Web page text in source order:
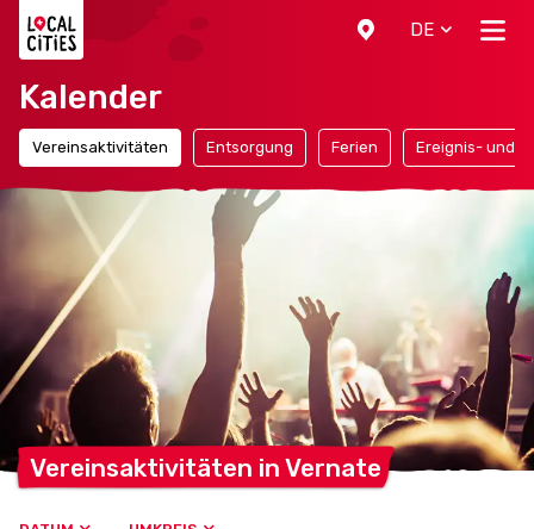
DE
Kalender
Vereinsaktivitäten Entsorgung Ferien Ereignis- und
Vereinsaktivitäten in Vernate